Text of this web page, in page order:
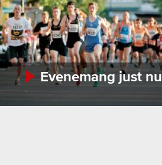
Evenemang just nu